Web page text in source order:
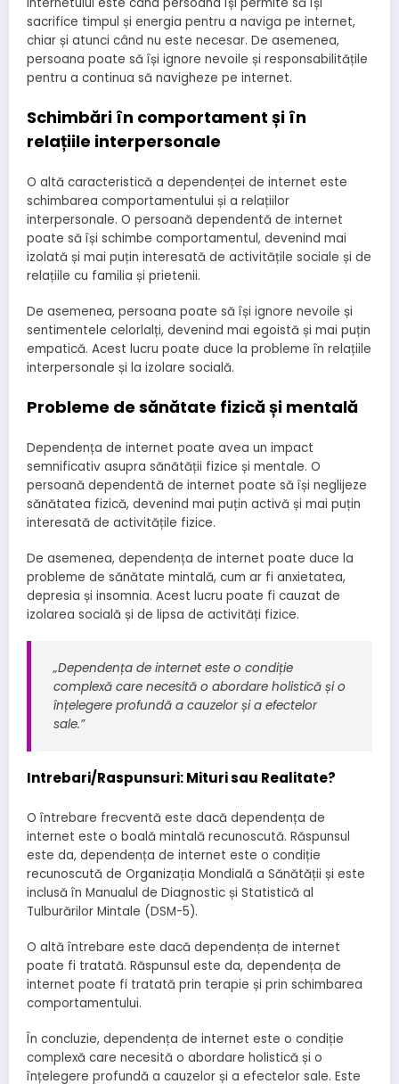
internetului este când persoana își permite să își
sacrifice timpul și energia pentru a naviga pe internet,
chiar și atunci când nu este necesar. De asemenea,
persoana poate să își ignore nevoile și responsabilitățile
pentru a continua să navigheze pe internet.
Schimbări în comportament și în
relațiile interpersonale
O altă caracteristică a dependenței de internet este
schimbarea comportamentului și a relațiilor
interpersonale. O persoană dependentă de internet
poate să își schimbe comportamentul, devenind mai
izolată și mai puțin interesată de activitățile sociale și de
relațiile cu familia și prietenii.
De asemenea, persoana poate să își ignore nevoile și
sentimentele celorlalți, devenind mai egoistă și mai puțin
empatică. Acest lucru poate duce la probleme în relațiile
interpersonale și la izolare socială.
Probleme de sănătate fizică și mentală
Dependența de internet poate avea un impact
semnificativ asupra sănătății fizice și mentale. O
persoană dependentă de internet poate să își neglijeze
sănătatea fizică, devenind mai puțin activă și mai puțin
interesată de activitățile fizice.
De asemenea, dependența de internet poate duce la
probleme de sănătate mintală, cum ar fi anxietatea,
depresia și insomnia. Acest lucru poate fi cauzat de
izolarea socială și de lipsa de activități fizice.
„Dependența de internet este o condiție
complexă care necesită o abordare holistică și o
înțelegere profundă a cauzelor și a efectelor
sale.”
Intrebari/Raspunsuri: Mituri sau Realitate?
O întrebare frecventă este dacă dependența de
internet este o boală mintală recunoscută. Răspunsul
este da, dependența de internet este o condiție
recunoscută de Organizația Mondială a Sănătății și este
inclusă în Manualul de Diagnostic și Statistică al
Tulburărilor Mintale (DSM-5).
O altă întrebare este dacă dependența de internet
poate fi tratată. Răspunsul este da, dependența de
internet poate fi tratată prin terapie și prin schimbarea
comportamentului.
În concluzie, dependența de internet este o condiție
complexă care necesită o abordare holistică și o
înțelegere profundă a cauzelor și a efectelor sale. Este